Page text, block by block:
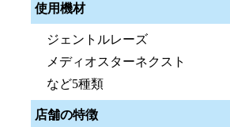
使用機材
ジェントルレーズ
メディオスターネクスト
など5種類
店舗の特徴